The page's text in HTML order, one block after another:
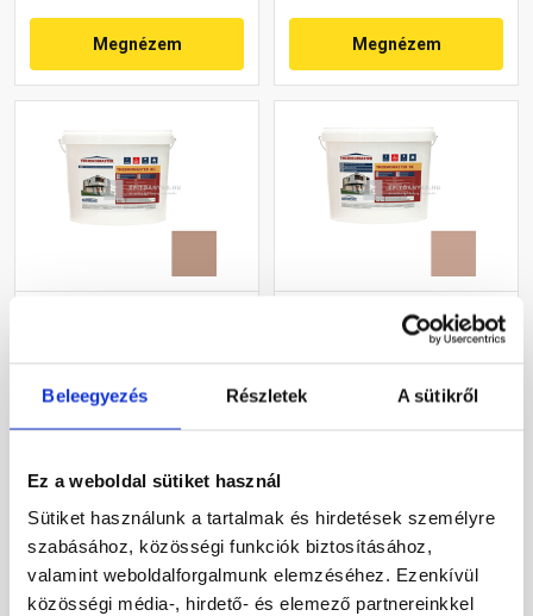
Beleegyezés Részletek A sütikről
Ez a weboldal sütiket használ
Sütiket használunk a tartalmak és hirdetések személyre
szabásához, közösségi funkciók biztosításához,
valamint weboldalforgalmunk elemzéséhez. Ezenkívül
közösségi média-, hirdető- és elemező partnereinkkel
Megnézem Megnézem
gördülőszemcsés 2 mm
Gyártói készleten
29 765 Ft/ db
Megnézem
Thermomaster szilikon
mm 13-C 25 kg
Gyártói készleten
Megnézem